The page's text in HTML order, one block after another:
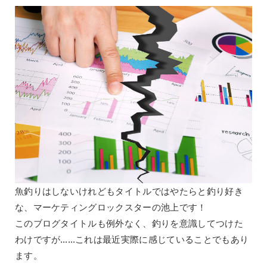
者
魚釣りはしないけれどもタイトルではやたらと釣り好き
な、マーケティングロックスターの池上です！
このブログタイトルも例外なく、釣りを意識してつけた
わけですが……これは最近実際に感じていることでもあり
ます。